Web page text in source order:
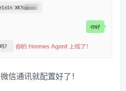
微信通讯就配置好了！